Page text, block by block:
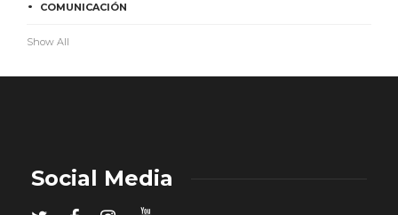
COMUNICACIÓN
Show All
Social Media